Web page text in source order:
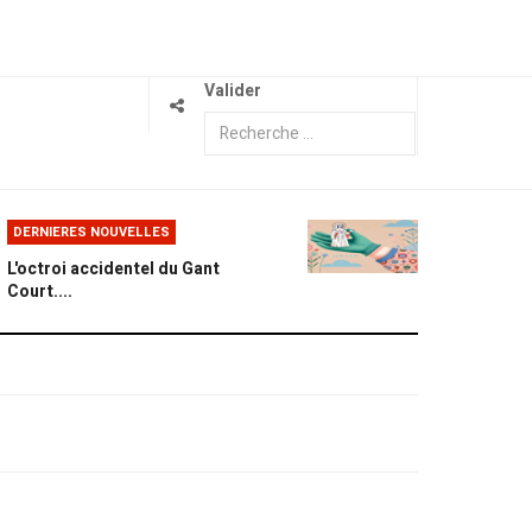
Valider
DERNIERES NOUVELLES
L'octroi accidentel du Gant
Court....